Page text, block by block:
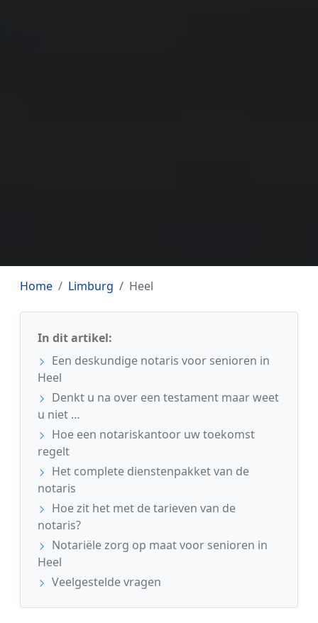
Home Limburg Heel
In dit artikel:
Een deskundige notaris voor senioren in
Heel
Denkt u na over een testament maar weet
u niet …
Hoe een notariskantoor uw toekomst
regelt
Het complete dienstenpakket van de
notaris
Hoe zit het met de tarieven van de
notaris?
Notariële zorg op maat voor senioren in
Heel
Veelgestelde vragen